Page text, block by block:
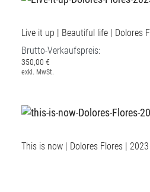
Live it up | Beautiful life | Dolores
Brutto-Verkaufspreis:
350,00 €
exkl. MwSt.
This is now | Dolores Flores |